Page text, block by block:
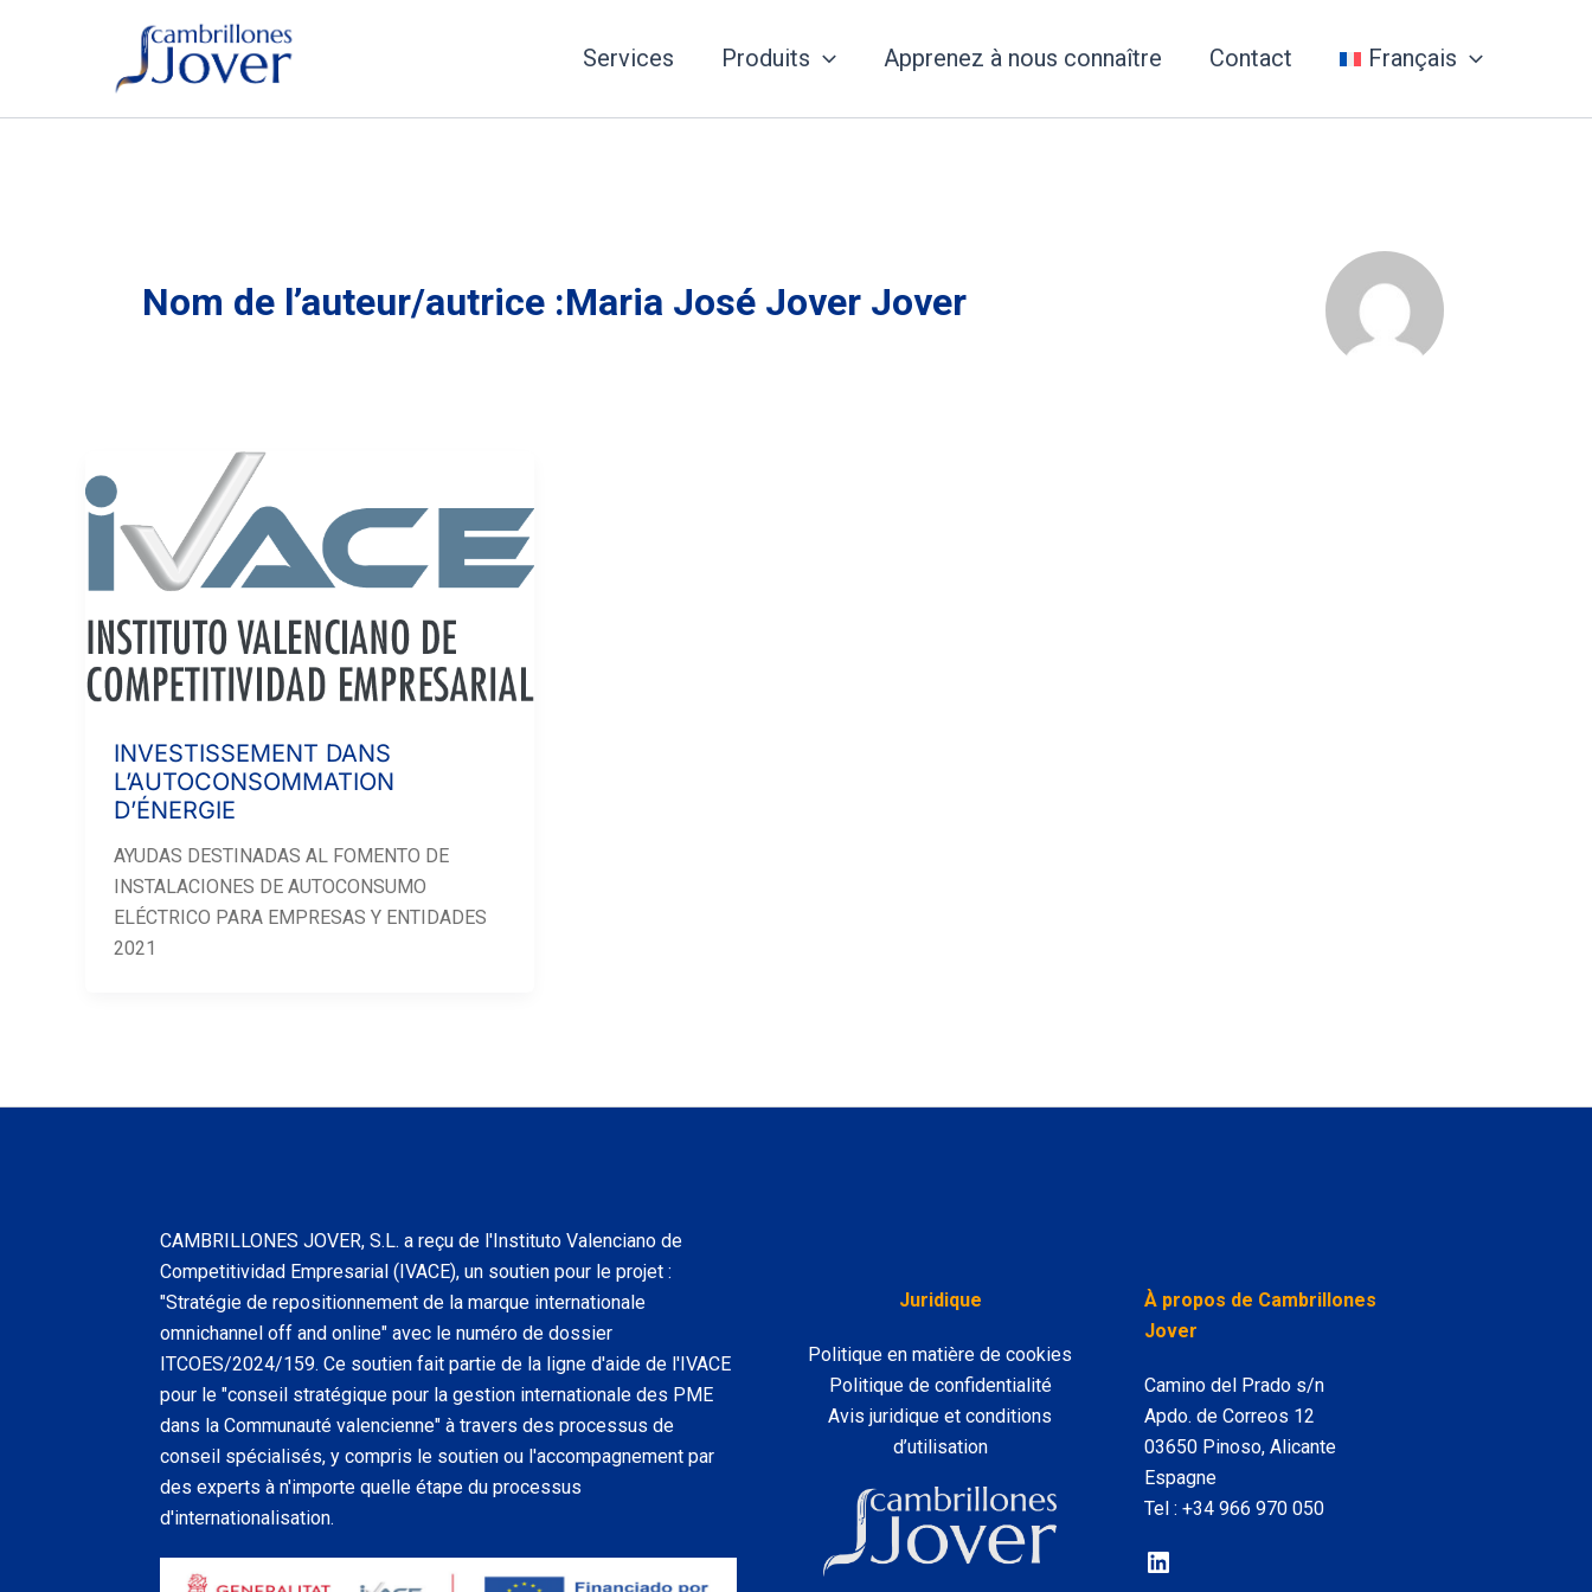
Services Produits Apprenez à nous connaître Contact Français
Nom de l’auteur/autrice :Maria José Jover Jover
INVESTISSEMENT DANS
L’AUTOCONSOMMATION
D’ÉNERGIE
AYUDAS DESTINADAS AL FOMENTO DE
INSTALACIONES DE AUTOCONSUMO
ELÉCTRICO PARA EMPRESAS Y ENTIDADES
2021
CAMBRILLONES JOVER, S.L. a reçu de l'Instituto Valenciano de
Competitividad Empresarial (IVACE), un soutien pour le projet :
"Stratégie de repositionnement de la marque internationale
omnichannel off and online" avec le numéro de dossier
ITCOES/2024/159. Ce soutien fait partie de la ligne d'aide de l'IVACE
pour le "conseil stratégique pour la gestion internationale des PME
dans la Communauté valencienne" à travers des processus de
conseil spécialisés, y compris le soutien ou l'accompagnement par
des experts à n'importe quelle étape du processus
d'internationalisation.
Juridique
Politique en matière de cookies
Politique de confidentialité
Avis juridique et conditions
d’utilisation
À propos de Cambrillones
Jover
Camino del Prado s/n
Apdo. de Correos 12
03650 Pinoso, Alicante
Espagne
Tel : +34 966 970 050
LinkedIn